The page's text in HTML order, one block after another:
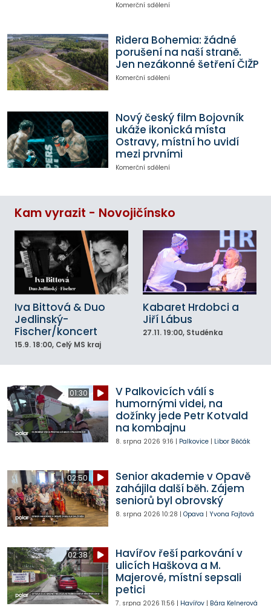
Komerční sdělení
Ridera Bohemia: žádné
porušení na naší straně.
Jen nezákonné šetření ČIŽP
Komerční sdělení
Nový český film Bojovník
ukáže ikonická místa
Ostravy, místní ho uvidí
mezi prvními
Komerční sdělení
Kam vyrazit - Novojičínsko
Iva Bittová & Duo
Jedlinský-
Fischer/koncert
15.9. 18:00, Celý MS kraj
Kabaret Hrdobci a
Jiří Lábus
27.11. 19:00, Studénka
01:30
V Palkovicích válí s
humornými videi, na
dožínky jede Petr Kotvald
na kombajnu
8. srpna 2026 9:16 | Palkovice| Libor Běčák
02:50
Senior akademie v Opavě
zahájila další běh. Zájem
seniorů byl obrovský
8. srpna 2026 10:28 | Opava | Yvona Fajtová
02:38
Havířov řeší parkování v
ulicích Haškova a M.
Majerové, místní sepsali
petici
7. srpna 2026 11:56 | Havířov| Bára Kelnerová